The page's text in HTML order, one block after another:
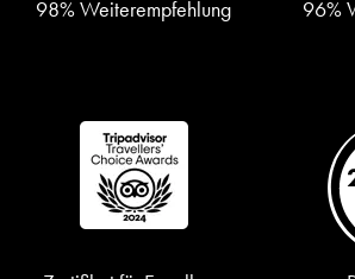
98% Weiterempfehlung 96%